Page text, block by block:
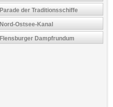
Parade der Traditionsschiffe
Nord-Ostsee-Kanal
Flensburger Dampfrundum